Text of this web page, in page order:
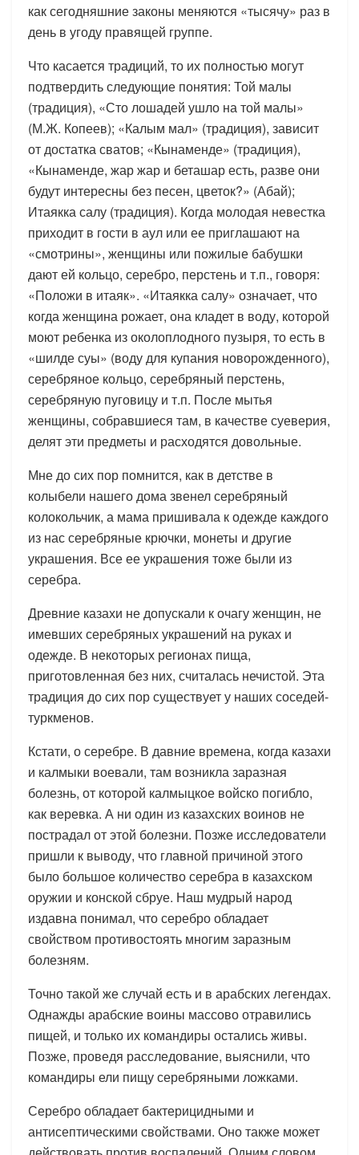
как сегодняшние законы меняются «тысячу» раз в
день в угоду правящей группе.
Что касается традиций, то их полностью могут
подтвердить следующие понятия: Той малы
(традиция), «Сто лошадей ушло на той малы»
(М.Ж. Копеев); «Калым мал» (традиция), зависит
от достатка сватов; «Кынаменде» (традиция),
«Кынаменде, жар жар и беташар есть, разве они
будут интересны без песен, цветок?» (Абай);
Итаякка салу (традиция). Когда молодая невестка
приходит в гости в аул или ее приглашают на
«смотрины», женщины или пожилые бабушки
дают ей кольцо, серебро, перстень и т.п., говоря:
«Положи в итаяк». «Итаякка салу» означает, что
когда женщина рожает, она кладет в воду, которой
моют ребенка из околоплодного пузыря, то есть в
«шилде суы» (воду для купания новорожденного),
серебряное кольцо, серебряный перстень,
серебряную пуговицу и т.п. После мытья
женщины, собравшиеся там, в качестве суеверия,
делят эти предметы и расходятся довольные.
Мне до сих пор помнится, как в детстве в
колыбели нашего дома звенел серебряный
колокольчик, а мама пришивала к одежде каждого
из нас серебряные крючки, монеты и другие
украшения. Все ее украшения тоже были из
серебра.
Древние казахи не допускали к очагу женщин, не
имевших серебряных украшений на руках и
одежде. В некоторых регионах пища,
приготовленная без них, считалась нечистой. Эта
традиция до сих пор существует у наших соседей-
туркменов.
Кстати, о серебре. В давние времена, когда казахи
и калмыки воевали, там возникла заразная
болезнь, от которой калмыцкое войско погибло,
как веревка. А ни один из казахских воинов не
пострадал от этой болезни. Позже исследователи
пришли к выводу, что главной причиной этого
было большое количество серебра в казахском
оружии и конской сбруе. Наш мудрый народ
издавна понимал, что серебро обладает
свойством противостоять многим заразным
болезням.
Точно такой же случай есть и в арабских легендах.
Однажды арабские воины массово отравились
пищей, и только их командиры остались живы.
Позже, проведя расследование, выяснили, что
командиры ели пищу серебряными ложками.
Серебро обладает бактерицидными и
антисептическими свойствами. Оно также может